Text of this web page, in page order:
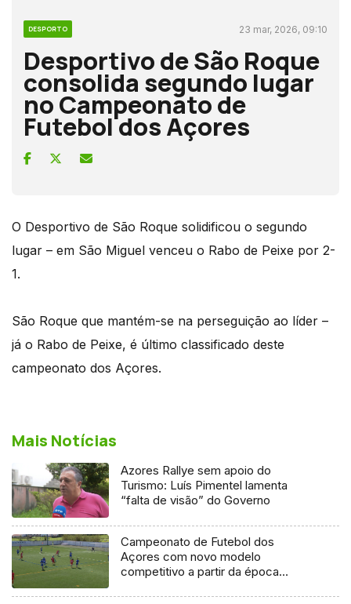
DESPORTO 23 mar, 2026, 09:10
Desportivo de São Roque
consolida segundo lugar
no Campeonato de
Futebol dos Açores
O Desportivo de São Roque solidificou o segundo
lugar – em São Miguel venceu o Rabo de Peixe por 2-
1.
São Roque que mantém-se na perseguição ao líder –
já o Rabo de Peixe, é último classificado deste
campeonato dos Açores.
Mais Notícias
Azores Rallye sem apoio do
Turismo: Luís Pimentel lamenta
“falta de visão” do Governo
Campeonato de Futebol dos
Açores com novo modelo
competitivo a partir da época